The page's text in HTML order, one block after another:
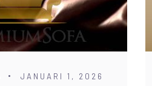
JANUARI 1, 2026